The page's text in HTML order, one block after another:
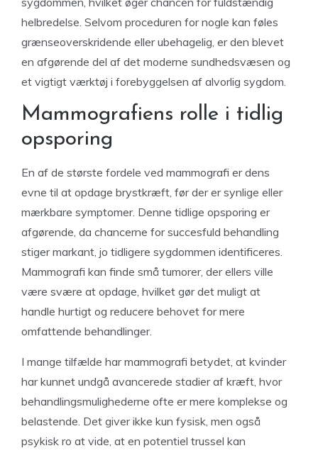
helbredelse. Selvom proceduren for nogle kan føles
grænseoverskridende eller ubehagelig, er den blevet
en afgørende del af det moderne sundhedsvæsen og
et vigtigt værktøj i forebyggelsen af alvorlig sygdom.
Mammografiens rolle i tidlig
opsporing
En af de største fordele ved mammografi er dens
evne til at opdage brystkræft, før der er synlige eller
mærkbare symptomer. Denne tidlige opsporing er
afgørende, da chancerne for succesfuld behandling
stiger markant, jo tidligere sygdommen identificeres.
Mammografi kan finde små tumorer, der ellers ville
være svære at opdage, hvilket gør det muligt at
handle hurtigt og reducere behovet for mere
omfattende behandlinger.
I mange tilfælde har mammografi betydet, at kvinder
har kunnet undgå avancerede stadier af kræft, hvor
behandlingsmulighederne ofte er mere komplekse og
belastende. Det giver ikke kun fysisk, men også
psykisk ro at vide, at en potentiel trussel kan